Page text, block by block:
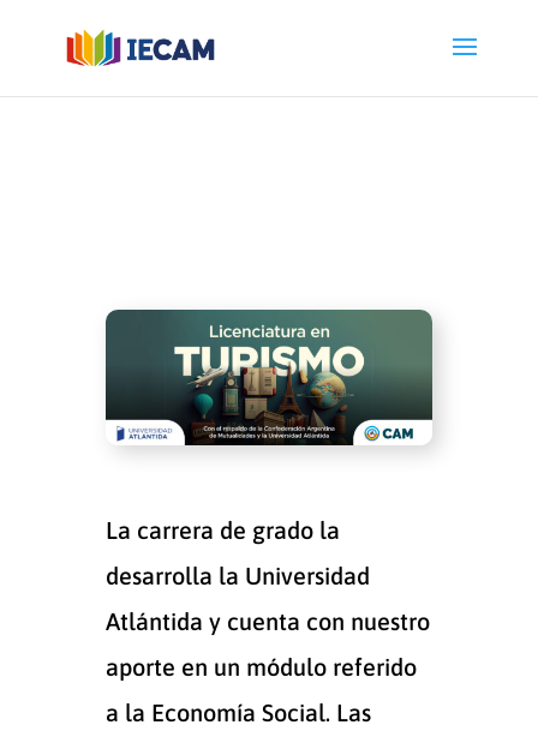
La carrera de grado la
desarrolla la Universidad
Atlántida y cuenta con nuestro
aporte en un módulo referido
a la Economía Social. Las